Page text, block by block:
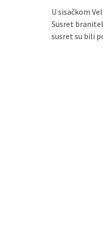
U sisačkom
Susret
susret su bili